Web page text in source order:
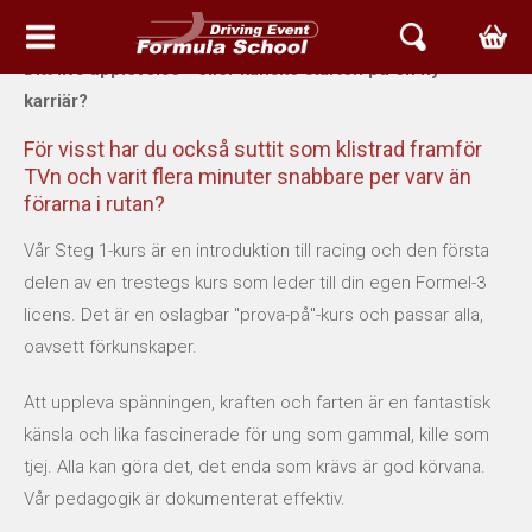
EVENT & UPPLEVELSER
FORMELBIL GRUNDKURSER
AVANCERADE KURSER
RACETAXI EVENT
MOTOR MIX DAG
BETTER RACING
Ditt livs upplevelse - eller kanske starten på en ny
karriär?
För visst har du också suttit som klistrad framför
TVn och varit flera minuter snabbare per varv än
förarna i rutan?
Vår Steg 1-kurs är en introduktion till racing och den första
delen av en trestegs kurs som leder till din egen Formel-3
licens. Det är en oslagbar "prova-på"-kurs och passar alla,
oavsett förkunskaper.
Att uppleva spänningen, kraften och farten är en fantastisk
känsla och lika fascinerade för ung som gammal, kille som
tjej. Alla kan göra det, det enda som krävs är god körvana.
Vår pedagogik är dokumenterat effektiv.